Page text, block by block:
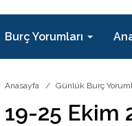
Burç Yorumları
Anasayfa Günlük Burç
19-25 Ekim